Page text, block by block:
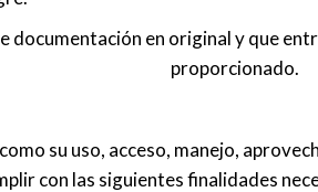
en original y que
proporcionado.
su uso, acceso, manejo,
con las siguientes finalidades